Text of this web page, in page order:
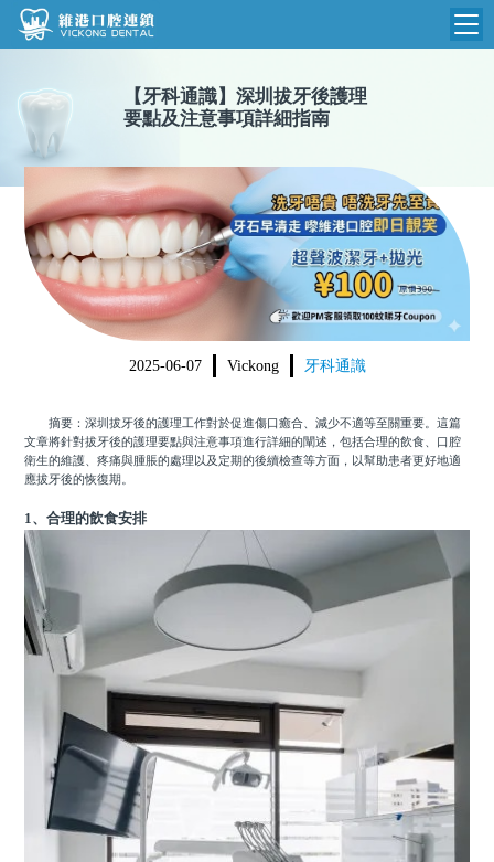
維港首頁
品牌介紹
環境設備
醫院新聞
收費標準
N
收費總表
植牙收費
根管收費
美學收費
箍牙收費
醫生團隊
門診時間
【 牙科通識】 深圳拔牙後護理
要點及注意事項詳細指南
2025-06-07 Vickong 牙科通識
摘要：深圳拔牙後的護理工作對於促進傷口癒合、減少不適等至關重要。這篇
文章將針對拔牙後的護理要點與注意事項進行詳細的闡述，包括合理的飲食、口腔
衛生的維護、疼痛與腫脹的處理以及定期的後續檢查等方面，以幫助患者更好地適
應拔牙後的恢復期。
1、合理的飲食安排